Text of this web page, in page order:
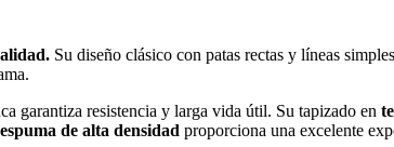
Su diseño clásico con patas rectas y líneas
garantiza resistencia y larga vida útil. Su tapizado en
espuma de alta densidad proporciona una excelente